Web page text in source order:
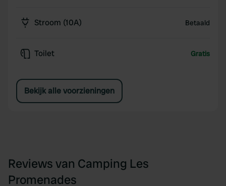
Stroom (10A) Betaald
Toilet Gratis
Bekijk alle voorzieningen
Reviews van Camping Les
Promenades